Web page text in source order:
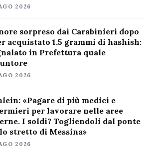
2026
sorpreso dai Carabinieri dopo
acquistato 1,5 grammi di hashish:
in Prefettura quale
2026
«Pagare di più medici e
per lavorare nelle aree
I soldi? Togliendoli dal ponte
stretto di Messina»
2026